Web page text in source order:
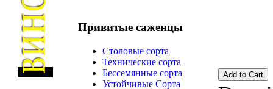
Привитые саженцы
Столовые сорта
Технические сорта
Бессемянные сорта
Устойчивые Сорта